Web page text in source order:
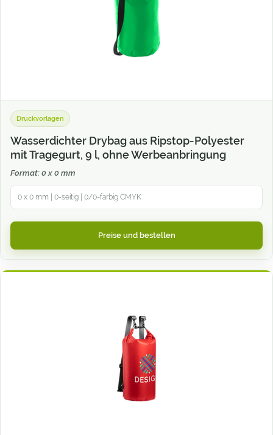
Druckvorlagen
Wasserdichter Drybag aus Ripstop-Polyester
mit Tragegurt, 9 l, ohne Werbeanbringung
Format: 0 x 0 mm
0 x 0 mm | 0-seitig | 0/0-farbig CMYK
Preise und bestellen